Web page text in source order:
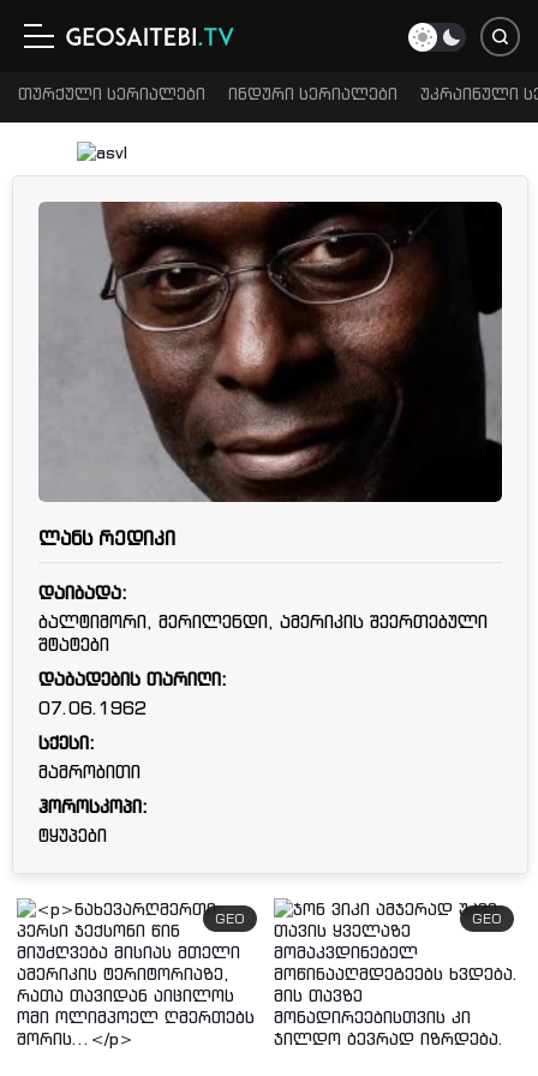
თურქული სერიალები ინდური სერიალები უკრაინული
ლანს რედიკი
დაიბადა:
ბალტიმორი, მერილენდი, ამერიკის შეერთებული
შტატები
დაბადების თარიღი:
07.06.1962
სქესი:
მამრობითი
ჰოროსკოპი:
ტყუპები
GEO GEO